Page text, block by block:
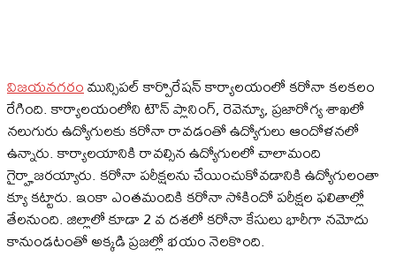
విజయనగరంమున్సిపల్‌ కార్పొరేషన్‌ కార్యాలయంలో కరోనా కలకలం
రేగింది. కార్యాలయంలోని టౌన్‌ ప్లానింగ్‌, రెవెన్యూ, ప్రజారోగ్య శాఖలో
నలుగురు ఉద్యోగులకు కరోనా రావడంతో ఉద్యోగులు ఆందోళనలో
ఉన్నారు. కార్యాలయానికి రావల్సిన ఉద్యోగులలో చాలామంది
గైర్హాజరయ్యారు. కరోనా పరీక్షలను చేయించుకోవడానికి ఉద్యోగులంతా
క్యూ కట్టారు. ఇంకా ఎంతమందికి కరోనా సోకిందో పరీక్షల ఫలితాల్లో
తేలనుంది. జిల్లాలో కూడా 2 వ దశలో కరోనా కేసులు భారీగా నమోదు
కానుండటంతో అక్కడి ప్రజల్లో భయం నెలకొంది.